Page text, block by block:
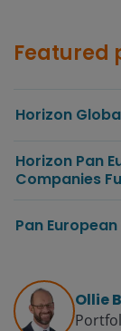
Featured
Horizon
Horizon Pan
Companies
Pan
Ollie